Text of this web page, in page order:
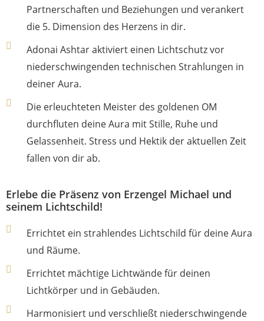
Partnerschaften und Beziehungen und verankert
die 5. Dimension des Herzens in dir.
Adonai Ashtar aktiviert einen Lichtschutz vor
niederschwingenden technischen Strahlungen in
deiner Aura.
Die erleuchteten Meister des goldenen OM
durchfluten deine Aura mit Stille, Ruhe und
Gelassenheit. Stress und Hektik der aktuellen Zeit
fallen von dir ab.
Erlebe die Präsenz von Erzengel Michael und
seinem Lichtschild!
Errichtet ein strahlendes Lichtschild für deine Aura
und Räume.
Errichtet mächtige Lichtwände für deinen
Lichtkörper und in Gebäuden.
Harmonisiert und verschließt niederschwingende